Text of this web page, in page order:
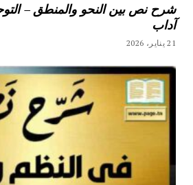
شرح نص بين النحو والمنطق –
آداب
21 يناير، 2026